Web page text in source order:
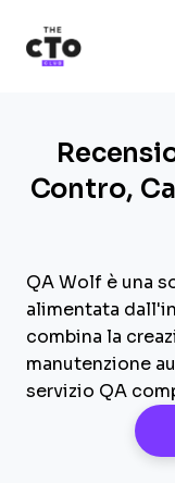
Contro,
QA Wolf è una
alimentata
combina la
manutenzione
servizio QA